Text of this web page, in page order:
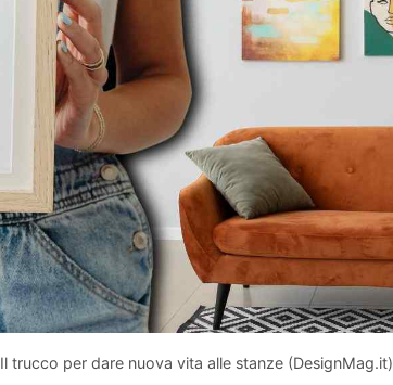
Il trucco per dare nuova vita alle stanze (DesignMag.it)